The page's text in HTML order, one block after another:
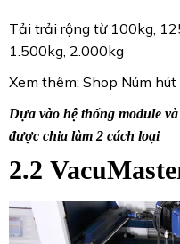
Tải trải rộng từ 100kg,
1.500kg, 2.000kg
Xem thêm: Shop Núm
Dựa vào hệ thống module
được chia làm 2 cách loại
2.2